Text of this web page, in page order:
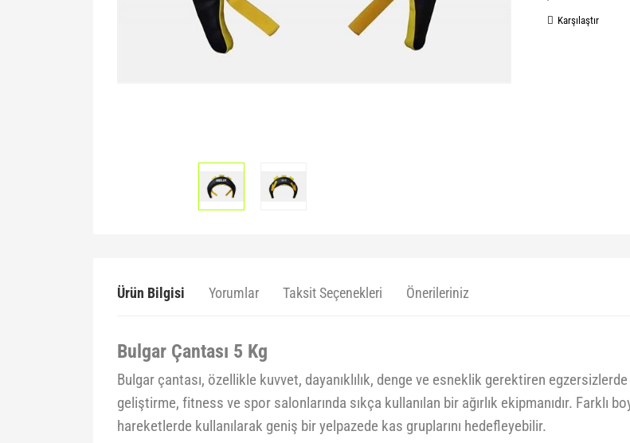
Karşılaştır
Ürün Bilgisi Yorumlar Taksit Seçenekleri Önerileriniz
Bulgar Çantası 5 Kg
Bulgar çantası, özellikle kuvvet, dayanıklılık, denge ve esneklik gerektiren
geliştirme, fitness ve spor salonlarında sıkça kullanılan bir ağırlık ekipmanıdır. Farklı
hareketlerde kullanılarak geniş bir yelpazede kas gruplarını hedefleyebilir.